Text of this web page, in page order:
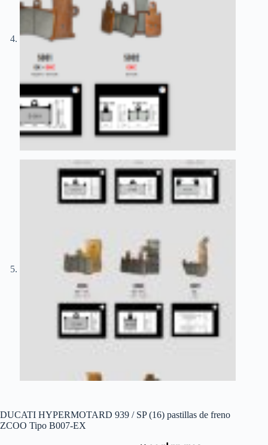
DUCATI HYPERMOTARD 939 / SP (16) pastillas de freno
ZCOO Tipo B007-EX